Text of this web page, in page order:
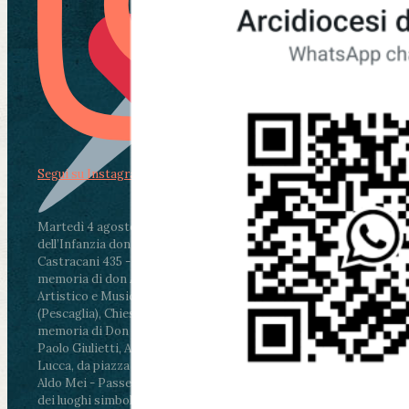
Martedì 4 agosto2026
ore 11:30 - Lucca, Scuola
dell’Infanzia don Aldo Mei - Viale Castruccio
Castracani 435 - Inaugurazione murales in
memoria di don Aldo Mei curato dal Liceo
Artistico e Musicale “Passaglia”
ore 18 - Fiano
(Pescaglia), Chiesa parrocchiale - Messa in
memoria di Don Aldo Mei celebrata da mons.
Paolo Giulietti, Arcivescovo di Lucca
ore 20.30 -
Lucca, da piazza San Michele al Cippo di don
Aldo Mei - Passeggiata della Memoria in alcuni
dei luoghi simbolo della città. Ritrovo alle ore
Segui su Instagram